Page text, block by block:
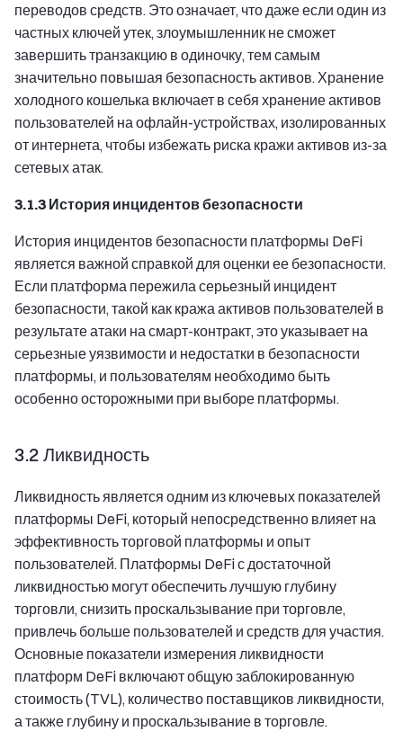
переводов средств. Это означает, что даже если один из
частных ключей утек, злоумышленник не сможет
завершить транзакцию в одиночку, тем самым
значительно повышая безопасность активов. Хранение
холодного кошелька включает в себя хранение активов
пользователей на офлайн-устройствах, изолированных
от интернета, чтобы избежать риска кражи активов из-за
сетевых атак.
3.1.3 История инцидентов безопасности
История инцидентов безопасности платформы DeFi
является важной справкой для оценки ее безопасности.
Если платформа пережила серьезный инцидент
безопасности, такой как кража активов пользователей в
результате атаки на смарт-контракт, это указывает на
серьезные уязвимости и недостатки в безопасности
платформы, и пользователям необходимо быть
особенно осторожными при выборе платформы.
3.2 Ликвидность
Ликвидность является одним из ключевых показателей
платформы DeFi, который непосредственно влияет на
эффективность торговой платформы и опыт
пользователей. Платформы DeFi с достаточной
ликвидностью могут обеспечить лучшую глубину
торговли, снизить проскальзывание при торговле,
привлечь больше пользователей и средств для участия.
Основные показатели измерения ликвидности
платформ DeFi включают общую заблокированную
стоимость (TVL), количество поставщиков ликвидности,
а также глубину и проскальзывание в торговле.